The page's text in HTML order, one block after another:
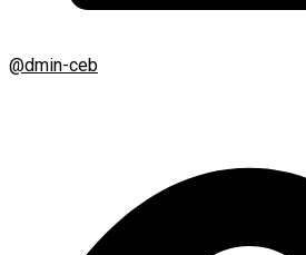
@dmin-ceb